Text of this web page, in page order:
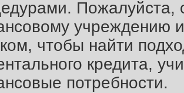
Пожалуйста,
учреждению
чтобы найти
кредита,
потребности.